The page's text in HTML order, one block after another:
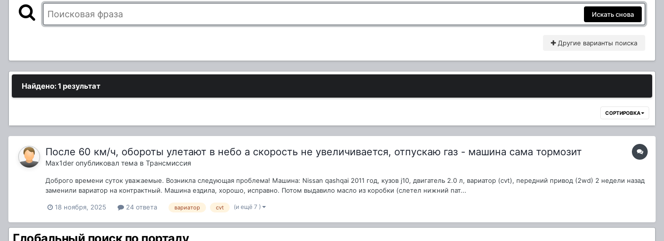
Искать снова
Другие варианты поиска
Найдено: 1 результат
СОРТИРОВКА
После 60 км/ч, обороты улетают в небо а скорость не увеличивается, отпускаю газ - машина сама тормозит
Max1der опубликовал тема в Трансмиссия
Доброго времени суток уважаемые. Возникла следующая проблема! Машина: Nissan qashqai 2011 год, кузов j10, двигатель 2.0 л, вариатор (cvt), передний привод (2wd) 2 недели назад
заменили вариатор на контрактный. Машина ездила, хорошо, исправно. Потом выдавило масло из коробки (слетел нижний пат...
18 ноября, 2025 24 ответа вариатор cvt (и ещё 7 )